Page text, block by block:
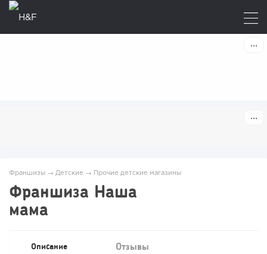
Франшизы → Детские → Прочие детские магазины
Франшиза Наша
мама
Описание Отзывы